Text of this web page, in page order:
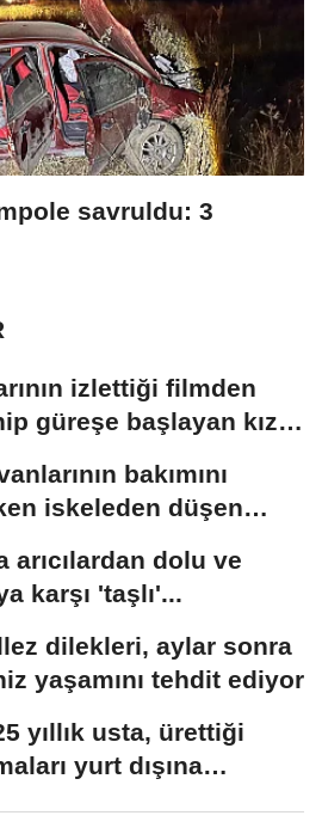
savruldu: 3
izlettiği filmden
güreşe başlayan kız
bakımını
iskeleden düşen
arıcılardan dolu ve
karşı 'taşlı'...
dilekleri, aylar sonra
yaşamını tehdit ediyor
yıllık usta, ürettiği
yurt dışına